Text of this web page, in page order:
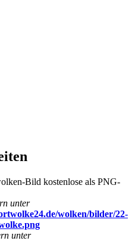
Bild kostenlose als PNG-
unter
wolken/bilder/22-
unter